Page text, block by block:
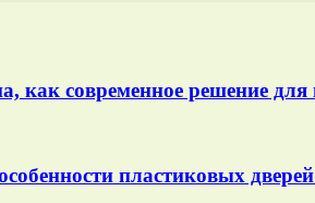
как современное решение
пластиковых